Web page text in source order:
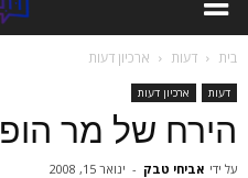
בית דעות ארכיון דעות
דעות ארכיון דעות
הירח של מר הופ
על ידי אביחי טבק - ינואר 15, 2008